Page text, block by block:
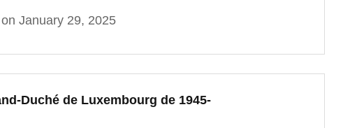
January 29, 2025
Duché de Luxembourg de 1945-